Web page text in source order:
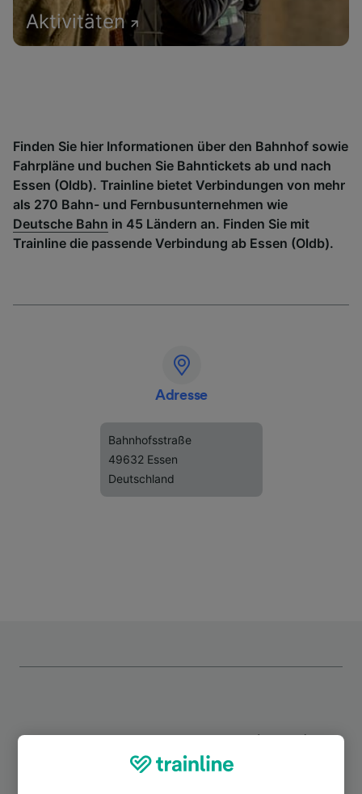
Aktivitäten
Finden Sie hier Informationen über den Bahnhof sowie
Fahrpläne und buchen Sie Bahntickets ab und nach
Essen (Oldb). Trainline bietet Verbindungen von mehr
als 270 Bahn- und Fernbusunternehmen wie
Deutsche Bahn in 45 Ländern an. Finden Sie mit
Trainline die passende Verbindung ab Essen (Oldb).
Adresse
Bahnhofsstraße
49632 Essen
Deutschland